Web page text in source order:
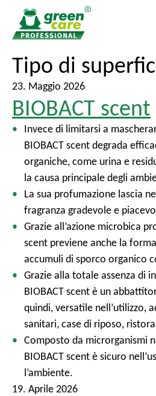
R
c
e
r
e
:
Tipo di
23. Maggio 2026
BIOBACT scent
Invece di limitarsi a
BIOBACT scent degrada
organiche, come urina e
la causa principale degli
La sua profumazione lascia
fragranza gradevole e
Grazie all’azione microbica
scent previene anche la
accumuli di sporco organico
Grazie alla totale assenza di
BIOBACT scent è un
quindi, versatile nell’utilizzo,
sanitari, case di riposo,
Composto da microrganismi
BIOBACT scent è sicuro
l’ambiente.
19. Aprile 2026